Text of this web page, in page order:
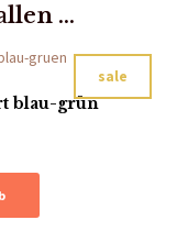
…
sale
blau-grün
€.